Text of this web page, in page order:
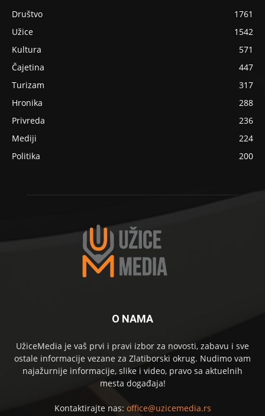
Društvo
1761
Užice
1542
Kultura
571
Čajetina
447
Turizam
317
Hronika
288
Privreda
236
Mediji
224
Politika
200
O NAMA
UžiceMedia je vaš prvi i pravi izbor za novosti, zabavu i sve
ostale informacije vezane za Zlatiborski okrug. Nudimo vam
najažurnije informacije, slike i video, pravo sa aktuelnih
mesta događaja!
Kontaktirajte nas: office@uzicemedia.rs